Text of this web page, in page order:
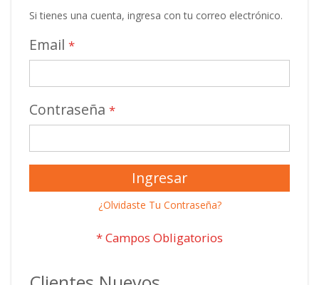
Si tienes una cuenta, ingresa con tu correo electrónico.
Email
Contraseña
Ingresar
¿Olvidaste Tu Contraseña?